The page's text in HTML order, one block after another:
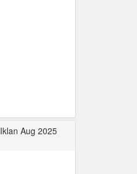
Iklan Aug 2025